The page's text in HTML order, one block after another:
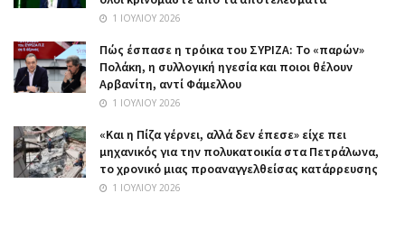
1 ΙΟΥΛΊΟΥ 2026
Πώς έσπασε η τρόικα του ΣΥΡΙΖΑ: Το «παρών»
Πολάκη, η συλλογική ηγεσία και ποιοι θέλουν
Αρβανίτη, αντί Φάμελλου
1 ΙΟΥΛΊΟΥ 2026
«Και η Πίζα γέρνει, αλλά δεν έπεσε» είχε πει
μηχανικός για την πολυκατοικία στα Πετράλωνα,
το χρονικό μιας προαναγγελθείσας κατάρρευσης
1 ΙΟΥΛΊΟΥ 2026